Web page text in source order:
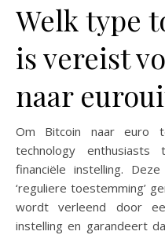
Welk type
is vereist
naar
Om Bitcoin naar euro
technology enthusiasts
financiële instelling.
‘reguliere toestemming’
wordt verleend door
instelling en garandeert